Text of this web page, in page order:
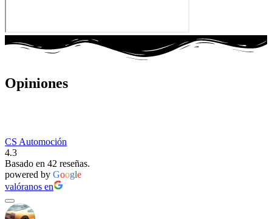
Opiniones
CS Automoción
4.3
Basado en 42 reseñas.
powered by Google
valóranos en